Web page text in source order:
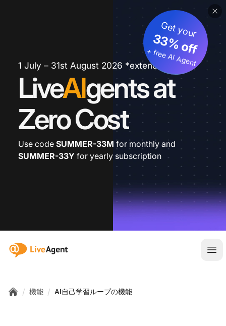
1 July – 31st August 2026 *extended
LiveAIgents at
Zero Cost
Get your
33% off
+ free AI Agent
Use code SUMMER-33M for monthly and
SUMMER-33Y for yearly subscription
:site.title
メ
/ 機能 / AI自己学習ループの機能